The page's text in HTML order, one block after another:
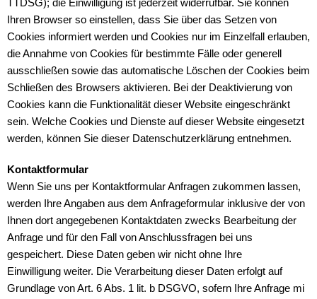
TTDSG); die Einwilligung ist jederzeit widerrufbar. Sie können
Ihren Browser so einstellen, dass Sie über das Setzen von
Cookies informiert werden und Cookies nur im Einzelfall erlauben,
die Annahme von Cookies für bestimmte Fälle oder generell
ausschließen sowie das automatische Löschen der Cookies beim
Schließen des Browsers aktivieren. Bei der Deaktivierung von
Cookies kann die Funktionalität dieser Website eingeschränkt
sein. Welche Cookies und Dienste auf dieser Website eingesetzt
werden, können Sie dieser Datenschutzerklärung entnehmen.
Kontaktformular
Wenn Sie uns per Kontaktformular Anfragen zukommen lassen,
werden Ihre Angaben aus dem Anfrageformular inklusive der von
Ihnen dort angegebenen Kontaktdaten zwecks Bearbeitung der
Anfrage und für den Fall von Anschlussfragen bei uns
gespeichert. Diese Daten geben wir nicht ohne Ihre
Einwilligung weiter. Die Verarbeitung dieser Daten erfolgt auf
Grundlage von Art. 6 Abs. 1 lit. b DSGVO, sofern Ihre Anfrage mi